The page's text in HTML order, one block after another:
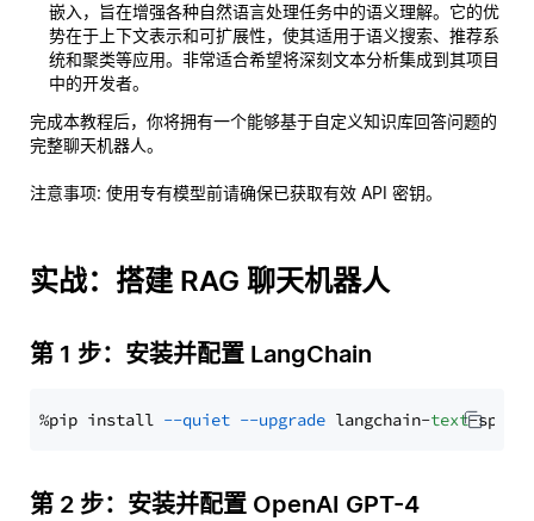
嵌入，旨在增强各种自然语言处理任务中的语义理解。它的优
势在于上下文表示和可扩展性，使其适用于语义搜索、推荐系
统和聚类等应用。非常适合希望将深刻文本分析集成到其项目
中的开发者。
完成本教程后，你将拥有一个能够基于自定义知识库回答问题的
完整聊天机器人。
注意事项: 使用专有模型前请确保已获取有效 API 密钥。
实战：搭建 RAG 聊天机器人
第 1 步：安装并配置 LangChain
%pip install --quiet --upgrade langchain-text
第 2 步：安装并配置 OpenAI GPT-4